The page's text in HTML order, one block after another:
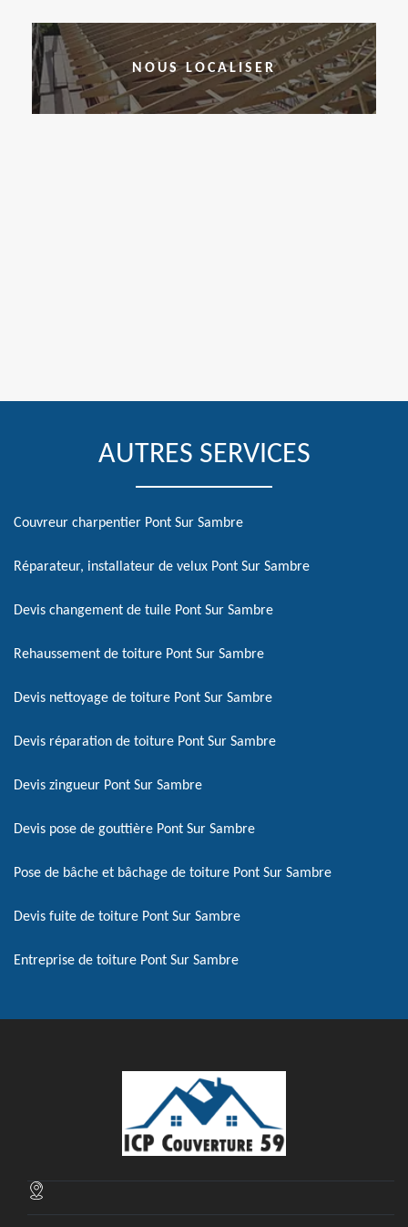
NOUS LOCALISER
AUTRES SERVICES
Couvreur charpentier Pont Sur Sambre
Réparateur, installateur de velux Pont Sur Sambre
Devis changement de tuile Pont Sur Sambre
Rehaussement de toiture Pont Sur Sambre
Devis nettoyage de toiture Pont Sur Sambre
Devis réparation de toiture Pont Sur Sambre
Devis zingueur Pont Sur Sambre
Devis pose de gouttière Pont Sur Sambre
Pose de bâche et bâchage de toiture Pont Sur Sambre
Devis fuite de toiture Pont Sur Sambre
Entreprise de toiture Pont Sur Sambre